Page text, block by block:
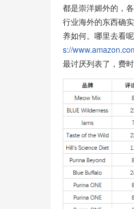
都是崇洋媚外的，
行业海外的东西确
养如何。哪里去看
s://
最讨厌列表了，费